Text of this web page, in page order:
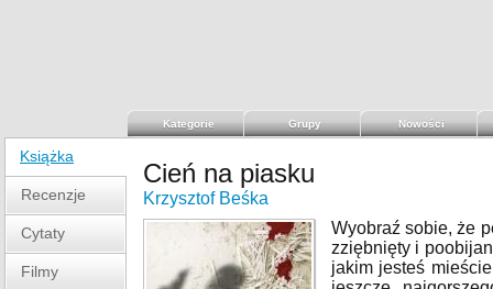
Kategorie Grupy Nowości
Książka
Recenzje
Cytaty
Filmy
Cień na piasku
Krzysztof Beśka
Wyobraź sobie, że
zziębnięty i
jakim jesteś